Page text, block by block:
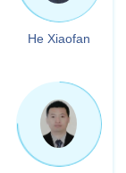
He Xiaofan